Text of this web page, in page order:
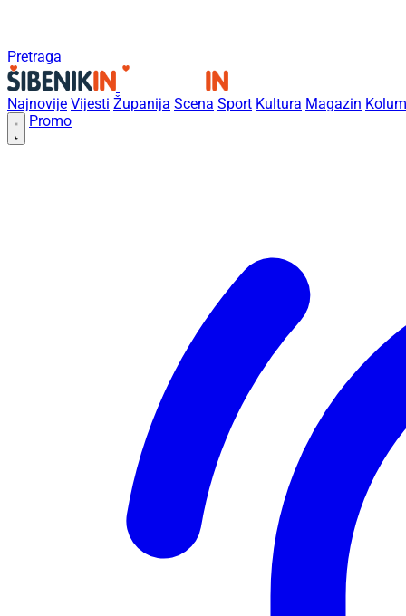
Pretraga
Najnovije Vijesti Županija Scena Sport Kultura Magazin
Promo